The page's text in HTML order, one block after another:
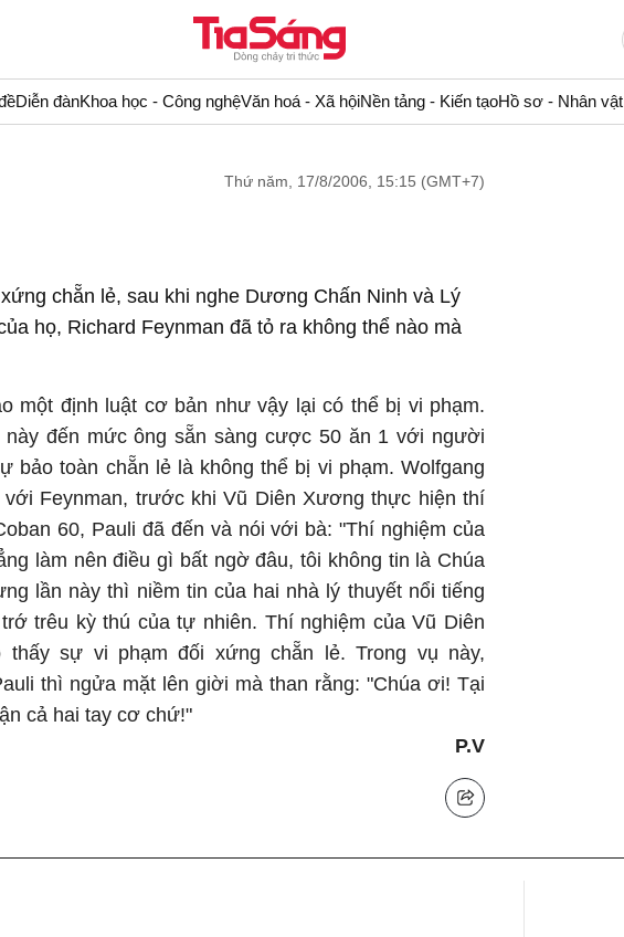
Diễn đànKhoa học - Công nghệVăn hoá - Xã hộiNền tảng - Kiến tạoHồ sơ - Nhân vật
Thứ năm, 17/8/2006, 15:15 (GMT+7)
chẵn lẻ, sau khi nghe Dương Chấn Ninh và Lý
họ, Richard Feynman đã tỏ ra không thể nào mà
một định luật cơ bản như vậy lại có thể bị vi phạm.
này đến mức ông sẵn sàng cược 50 ăn 1 với người
bảo toàn chẵn lẻ là không thể bị vi phạm. Wolfgang
với Feynman, trước khi Vũ Diên Xương thực hiện thí
60, Pauli đã đến và nói với bà: "Thí nghiệm của
làm nên điều gì bất ngờ đâu, tôi không tin là Chúa
lần này thì niềm tin của hai nhà lý thuyết nổi tiếng
trêu kỳ thú của tự nhiên. Thí nghiệm của Vũ Diên
sự vi phạm đối xứng chẵn lẻ. Trong vụ này,
thì ngửa mặt lên giời mà than rằng: "Chúa ơi! Tại
cả hai tay cơ chứ!"
P.V